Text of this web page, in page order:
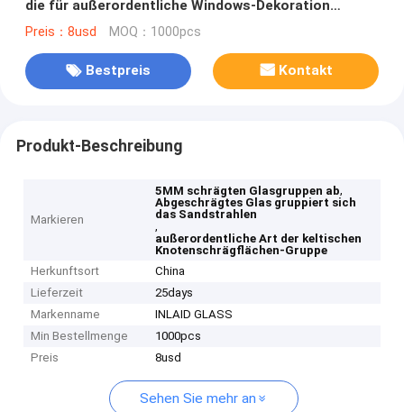
die für außerordentliche Windows-Dekoration
sandstrahlen
Preis：8usd MOQ：1000pcs
Bestpreis Kontakt
Produkt-Beschreibung
Markieren
5MM schrägten Glasgruppen ab,
Abgeschrägtes Glas gruppiert sich
das Sandstrahlen
,
außerordentliche Art der keltischen
Knotenschrägflächen-Gruppe
Herkunftsort
China
Lieferzeit
25days
Markenname
INLAID GLASS
Min Bestellmenge
1000pcs
Preis
8usd
Sehen Sie mehr an